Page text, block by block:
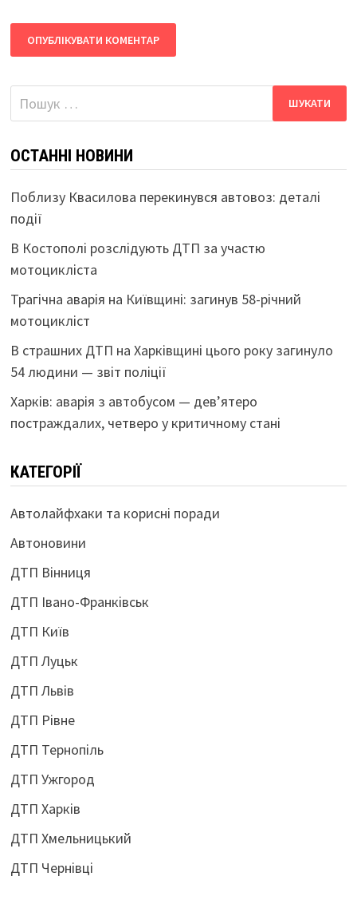
Пошук:
ОСТАННІ НОВИНИ
Поблизу Квасилова перекинувся автовоз: деталі
події
В Костополі розслідують ДТП за участю
мотоцикліста
Трагічна аварія на Київщині: загинув 58-річний
мотоцикліст
В страшних ДТП на Харківщині цього року загинуло
54 людини — звіт поліції
Харків: аварія з автобусом — дев’ятеро
постраждалих, четверо у критичному стані
КАТЕГОРІЇ
Автолайфхаки та корисні поради
Автоновини
ДТП Вінниця
ДТП Івано-Франківськ
ДТП Київ
ДТП Луцьк
ДТП Львів
ДТП Рівне
ДТП Тернопіль
ДТП Ужгород
ДТП Харків
ДТП Хмельницький
ДТП Чернівці